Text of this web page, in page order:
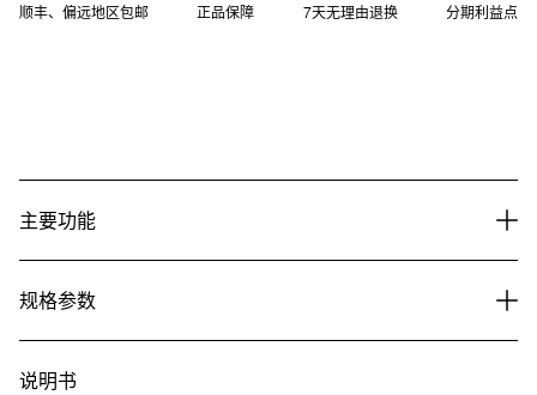
顺丰、偏远地区包邮 正品保障 7天无理由退换 分期利益点
主要功能
规格参数
说明书